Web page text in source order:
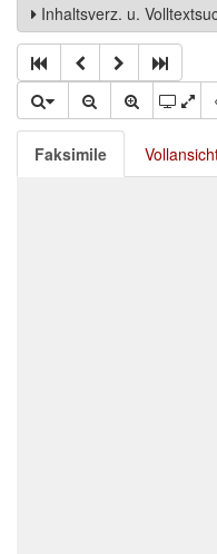
Inhaltsverz. u.
Faksimile